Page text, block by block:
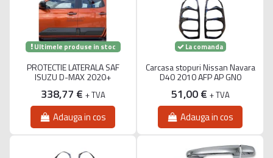
Ultimele produse in stoc
PROTECTIE LATERALA SAF
ISUZU D-MAX 2020+
338,77 € + TVA
Adauga in cos
La comanda
Carcasa stopuri Nissan Navara
D40 2010 AFP AP GN0
51,00 € + TVA
Adauga in cos